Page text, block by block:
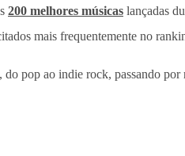
200 melhores músicas lançadas
mais frequentemente no
pop ao indie rock, passando